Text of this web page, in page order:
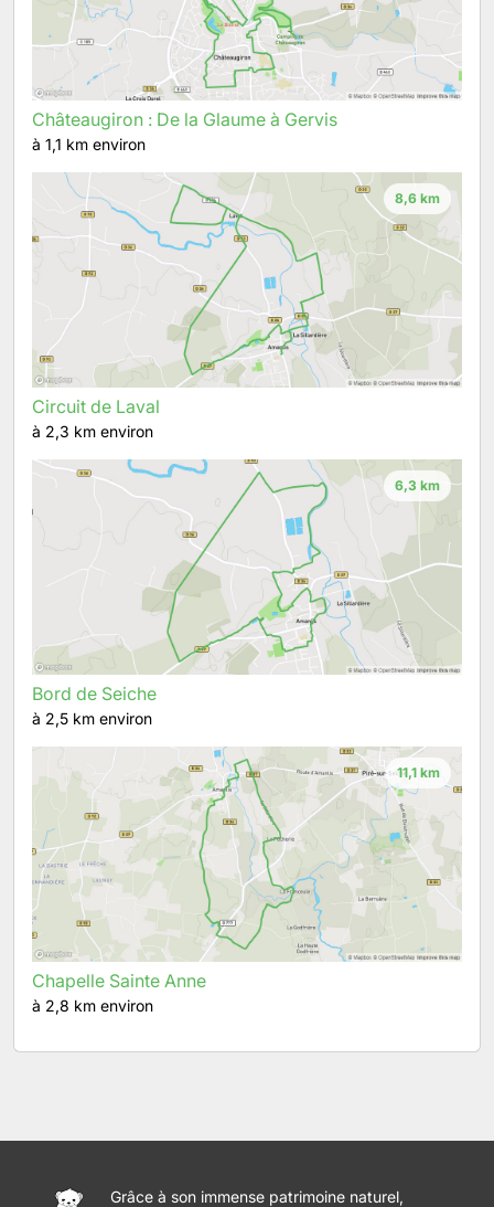
Châteaugiron : De la Glaume à Gervis
à 1,1 km environ
8,6 km
Circuit de Laval
à 2,3 km environ
6,3 km
Bord de Seiche
à 2,5 km environ
11,1 km
Chapelle Sainte Anne
à 2,8 km environ
Grâce à son immense patrimoine naturel,